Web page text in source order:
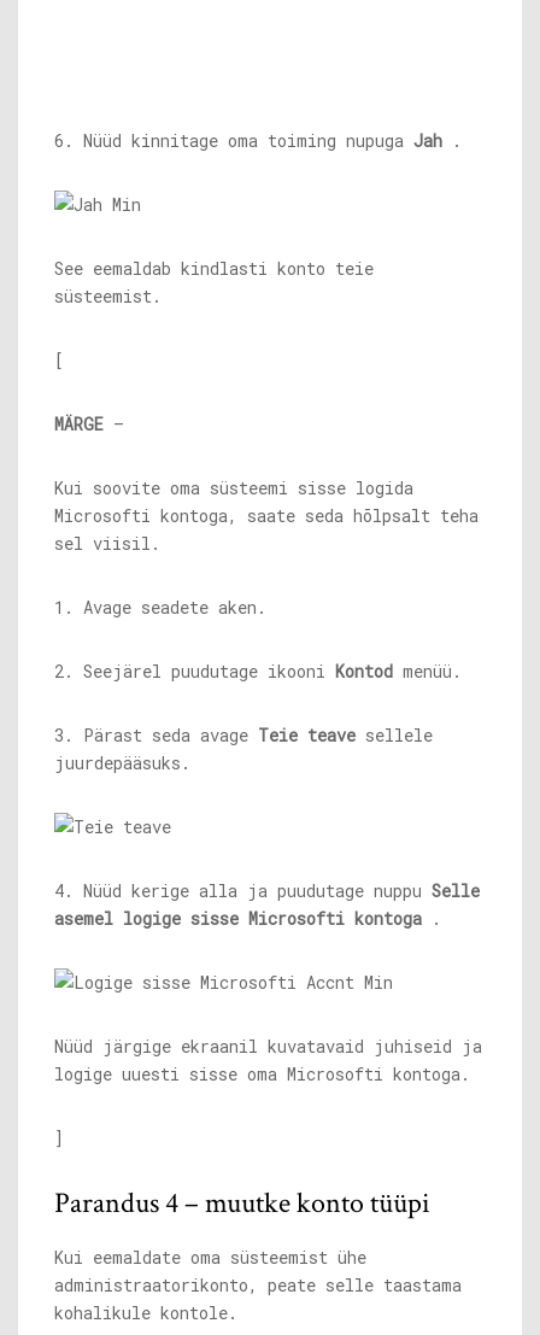
6. Nüüd kinnitage oma toiming nupuga Jah .
See eemaldab kindlasti konto teie
süsteemist.
[
MÄRGE –
Kui soovite oma süsteemi sisse logida
Microsofti kontoga, saate seda hõlpsalt teha
sel viisil.
1. Avage seadete aken.
2. Seejärel puudutage ikooni Kontod menüü.
3. Pärast seda avage Teie teave sellele
juurdepääsuks.
4. Nüüd kerige alla ja puudutage nuppu Selle
asemel logige sisse Microsofti kontoga .
Nüüd järgige ekraanil kuvatavaid juhiseid ja
logige uuesti sisse oma Microsofti kontoga.
]
Parandus 4 – muutke konto tüüpi
Kui eemaldate oma süsteemist ühe
administraatorikonto, peate selle taastama
kohalikule kontole.